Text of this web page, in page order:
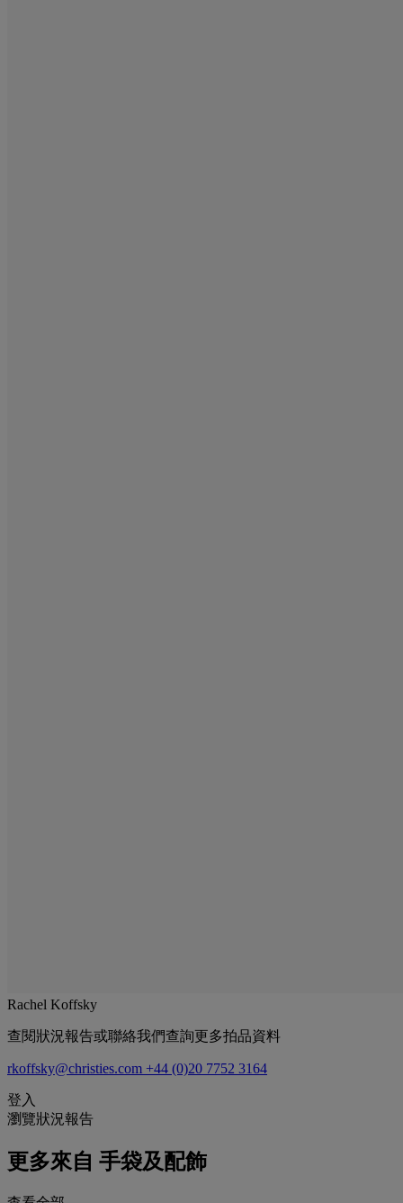
Rachel Koffsky
查閱狀況報告或聯絡我們查詢更多拍品資料
rkoffsky@christies.com +44 (0)20 7752 3164
登入
瀏覽狀況報告
更多來自 手袋及配飾